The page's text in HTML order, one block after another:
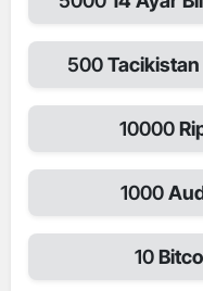
500
10000
1000
10